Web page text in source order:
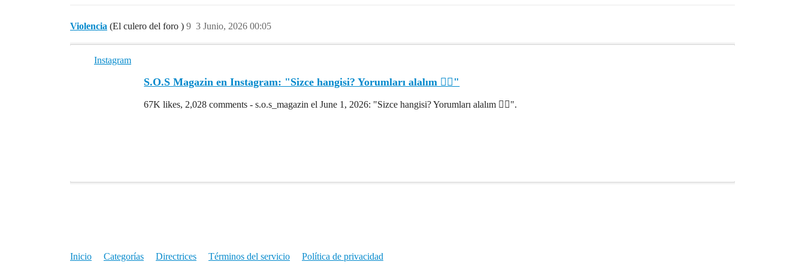
Violencia (El culero del foro ) 3 Junio, 2026 00:05
9
Instagram
S.O.S Magazin en Instagram: "Sizce hangisi? Yorumları alalım 👇🏻"
67K likes, 2,028 comments - s.o.s_magazin el June 1, 2026: "Sizce hangisi? Yorumları alalım 👇🏻".
Inicio Categorías Directrices Términos del servicio Política de privacidad